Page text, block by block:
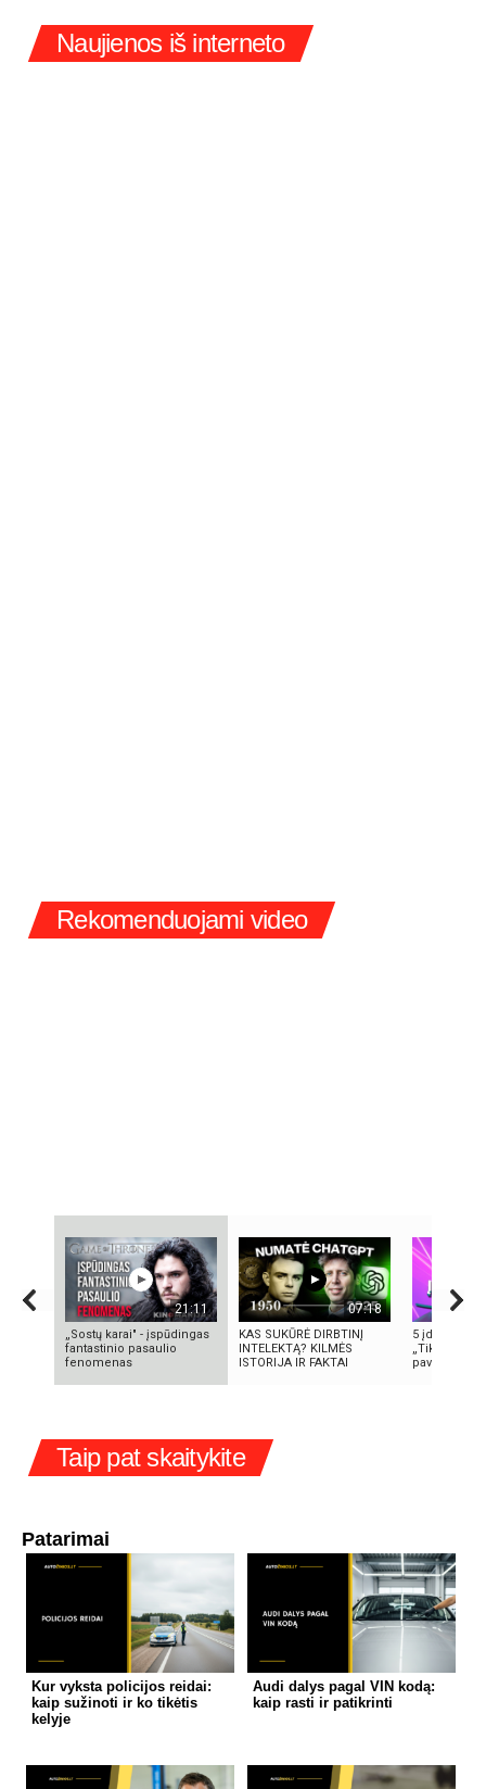
Naujienos iš interneto
Rekomenduojami video
21:11
„Sostų karai" - įspūdingas
fantastinio pasaulio
fenomenas
07:18
KAS SUKŪRĖ DIRBTINĮ
INTELEKTĄ? KILMĖS
ISTORIJA IR FAKTAI
5 įdomūs
„TikTok“: ką
Taip pat skaitykite
Patarimai
Kur vyksta policijos reidai:
kaip sužinoti ir ko tikėtis
kelyje
Audi dalys pagal VIN kodą:
kaip rasti ir patikrinti